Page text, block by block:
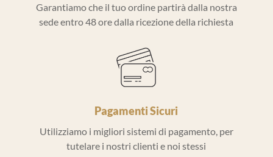
Garantiamo che il tuo ordine partirà dalla nostra
sede entro 48 ore dalla ricezione della richiesta
Pagamenti Sicuri
Utilizziamo i migliori sistemi di pagamento, per
tutelare i nostri clienti e noi stessi